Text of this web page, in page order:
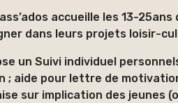
accueille les 13-
dans leurs projets loisir-
un Suivi individuel
; aide pour lettre de
sur implication des jeunes